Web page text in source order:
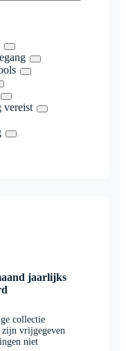
vereist
jaarlijks
collectie
zijn vrijgegeven
niet